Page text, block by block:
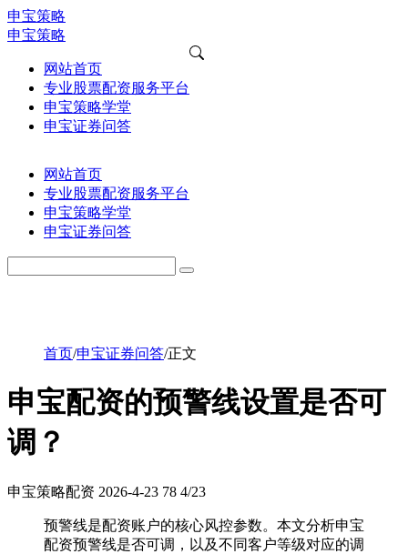
申宝策略
申宝策略
网站首页
专业股票配资服务平台
申宝策略学堂
申宝证券问答
网站首页
专业股票配资服务平台
申宝策略学堂
申宝证券问答
首页/申宝证券问答/正文
申宝配资的预警线设置是否可
调？
申宝策略配资 2026-4-23 78 4/23
预警线是配资账户的核心风控参数。本文分析申宝
配资预警线是否可调，以及不同客户等级对应的调